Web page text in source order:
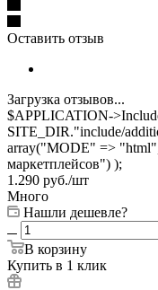
Оставить отзыв
Загрузка отзывов...
$APPLICATION-
SITE_DIR."include/
array("MODE" =>
маркетплейсов") );
1.290 руб./шт
Много
Нашли дешевле?
В корзину
Купить в 1 клик